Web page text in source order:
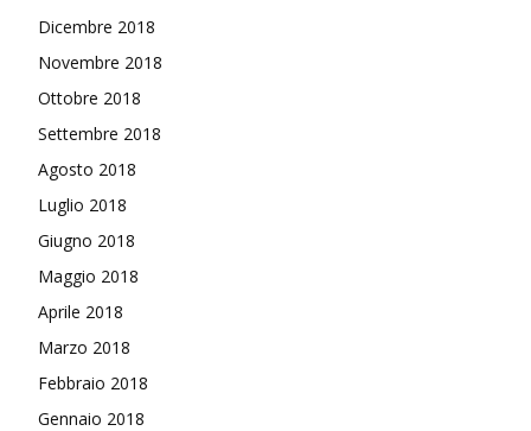
Dicembre 2018
Novembre 2018
Ottobre 2018
Settembre 2018
Agosto 2018
Luglio 2018
Giugno 2018
Maggio 2018
Aprile 2018
Marzo 2018
Febbraio 2018
Gennaio 2018